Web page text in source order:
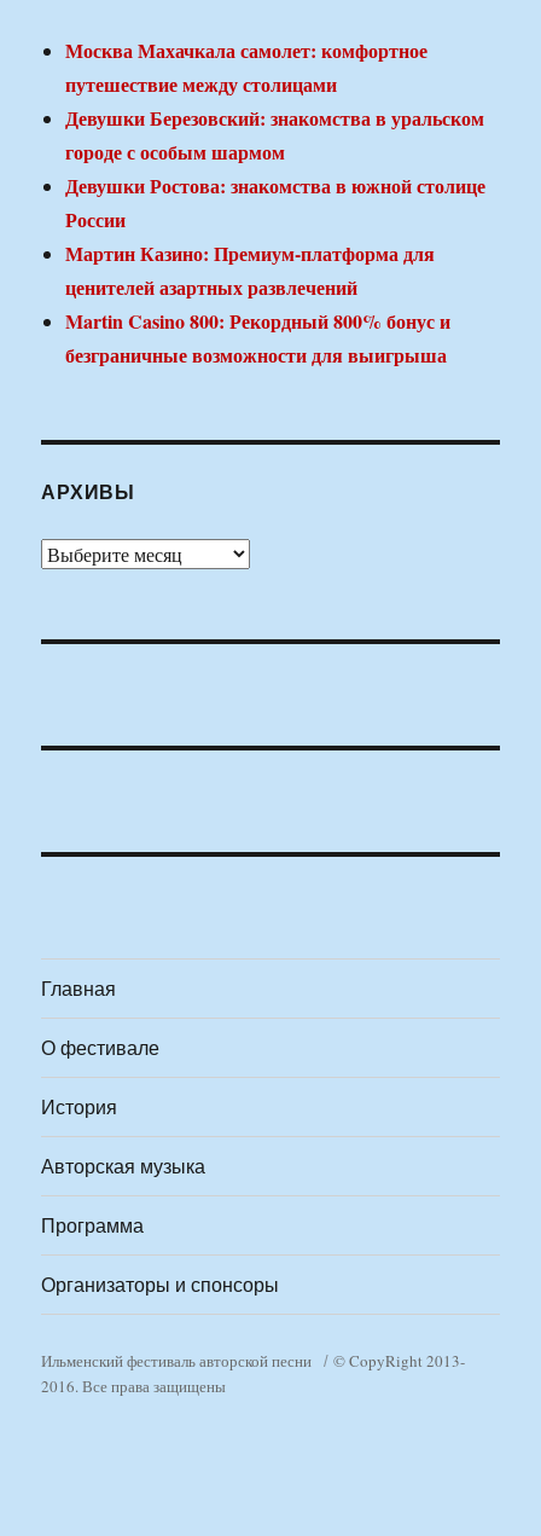
Москва Махачкала самолет: комфортное
путешествие между столицами
Девушки Березовский: знакомства в уральском
городе с особым шармом
Девушки Ростова: знакомства в южной столице
России
Мартин Казино: Премиум-платформа для
ценителей азартных развлечений
Martin Casino 800: Рекордный 800% бонус и
безграничные возможности для выигрыша
АРХИВЫ
Архивы
Главная
О фестивале
История
Авторская музыка
Программа
Организаторы и спонсоры
Ильменский фестиваль авторской песни
© CopyRight 2013-
2016. Все права защищены